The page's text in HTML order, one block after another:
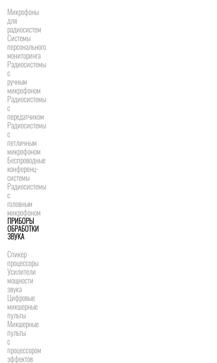
Микрофоны
для
радиосистем
Системы
персонального
мониторинга
Радиосистемы
c
ручным
микрофоном
Радиосистемы
с
передатчиком
Радиосистемы
с
петличным
микрофоном
Беспроводные
конференц-
системы
Радиосистемы
с
головным
микрофоном
ПРИБОРЫ
ОБРАБОТКИ
ЗВУКА
Спикер
процессоры
Усилители
мощности
звука
Цифровые
микшерные
пульты
Микшерные
пульты
с
процессором
эффектов